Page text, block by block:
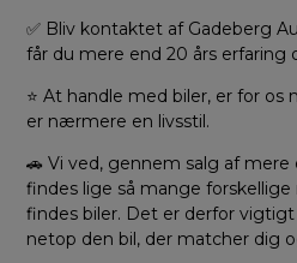
✅ Bliv kontaktet af Gadeberg
får du mere end 20 års erfaring
⭐ At handle med biler, er for
er nærmere en livsstil.
🚗 Vi ved, gennem salg af
findes lige så mange
findes biler. Det er derfor
netop den bil, der matcher dig